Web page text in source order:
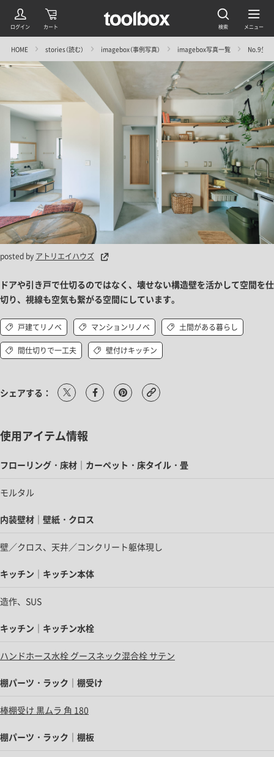
HOME stories（読む） imagebox（事例写真） imagebox写真一覧 No.9生
posted by アトリエイハウズ
ドアや引き戸で仕切るのではなく、壊せない構造壁を活かして空間を仕
切り、視線も空気も繋がる空間にしています。
戸建てリノベ マンションリノベ 土間がある暮らし
間仕切りで一工夫 壁付けキッチン
シェアする：
使用アイテム情報
フローリング・床材｜カーペット・床タイル・畳
モルタル
内装壁材｜壁紙・クロス
壁／クロス、天井／コンクリート躯体現し
キッチン｜キッチン本体
造作、SUS
キッチン｜キッチン水栓
ハンドホース水栓 グースネック混合栓 サテン
棚パーツ・ラック｜棚受け
棒棚受け 黒ムラ 角 180
棚パーツ・ラック｜棚板